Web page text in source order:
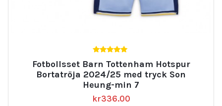
av 5
Fotbollsset Barn Tottenham Hotspur
Bortatröja 2024/25 med tryck Son
Heung-min 7
kr336.00